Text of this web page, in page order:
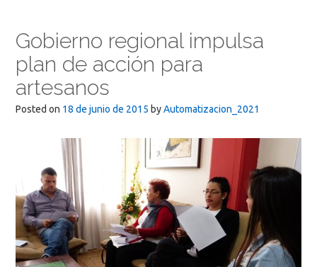
Gobierno regional impulsa
plan de acción para
artesanos
Posted on 18 de junio de 2015 byAutomatizacion_2021